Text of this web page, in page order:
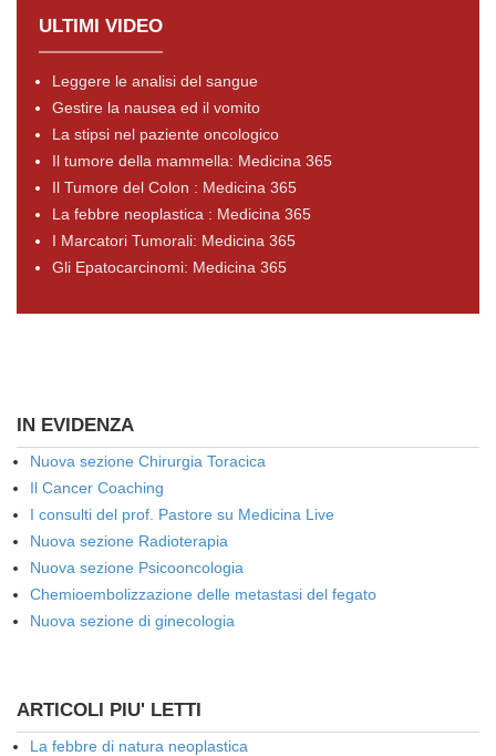
ULTIMI VIDEO
Leggere le analisi del sangue
Gestire la nausea ed il vomito
La stipsi nel paziente oncologico
Il tumore della mammella: Medicina 365
Il Tumore del Colon : Medicina 365
La febbre neoplastica : Medicina 365
I Marcatori Tumorali: Medicina 365
Gli Epatocarcinomi: Medicina 365
IN EVIDENZA
Nuova sezione Chirurgia Toracica
Il Cancer Coaching
I consulti del prof. Pastore su Medicina Live
Nuova sezione Radioterapia
Nuova sezione Psicooncologia
Chemioembolizzazione delle metastasi del fegato
Nuova sezione di ginecologia
ARTICOLI PIU' LETTI
La febbre di natura neoplastica